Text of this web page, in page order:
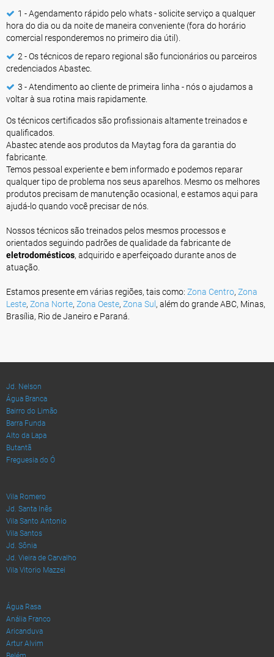
1 - Agendamento rápido pelo whats - solicite serviço a qualquer
hora do dia ou da noite de maneira conveniente (fora do horário
comercial responderemos no primeiro dia útil).
2 - Os técnicos de reparo regional são funcionários ou parceiros
credenciados Abastec.
3 - Atendimento ao cliente de primeira linha - nós o ajudamos a
voltar à sua rotina mais rapidamente.
Os técnicos certificados são profissionais altamente treinados e
qualificados.
Abastec atende aos produtos da Maytag fora da garantia do
fabricante.
Temos pessoal experiente e bem informado e podemos reparar
qualquer tipo de problema nos seus aparelhos. Mesmo os melhores
produtos precisam de manutenção ocasional, e estamos aqui para
ajudá-lo quando você precisar de nós.
Nossos técnicos são treinados pelos mesmos processos e
orientados seguindo padrões de qualidade da fabricante de
eletrodomésticos, adquirido e aperfeiçoado durante anos de
atuação.
Estamos presente em várias regiões, tais como: Zona Centro, Zona
Leste, Zona Norte, Zona Oeste, Zona Sul , além do grande ABC, Minas,
Brasília, Rio de Janeiro e Paraná.
Jd. Nelson
Água Branca
Bairro do Limão
Barra Funda
Alto da Lapa
Butantã
Freguesia do Ó
Vila Romero
Jd. Santa Inês
Vila Santo Antonio
Vila Santos
Jd. Sônia
Jd. Vieira de Carvalho
Vila Vitorio Mazzei
Água Rasa
Anália Franco
Aricanduva
Artur Alvim